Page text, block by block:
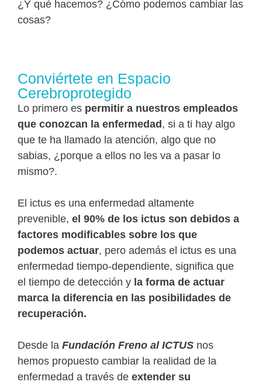
¿Y qué hacemos? ¿Cómo podemos cambiar las
cosas?
Conviértete en Espacio
Cerebroprotegido
Lo primero es permitir a nuestros empleados
que conozcan la enfermedad , si a ti hay algo
que te ha llamado la atención, algo que no
sabias, ¿porque a ellos no les va a pasar lo
mismo?.
El ictus es una enfermedad altamente
prevenible, el 90% de los ictus son debidos a
factores modificables sobre los que
podemos actuar, pero además el ictus es una
enfermedad tiempo-dependiente, significa que
el tiempo de detección y la forma de actuar
marca la diferencia en las posibilidades de
recuperación.
Desde la Fundación Freno al ICTUS nos
hemos propuesto cambiar la realidad de la
enfermedad a través de extender su